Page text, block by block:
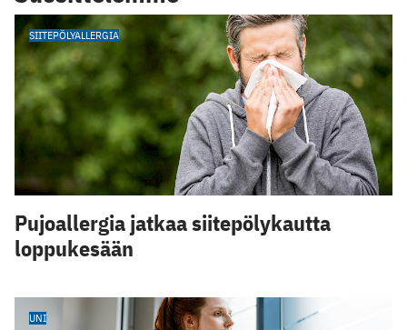
SIITEPÖLYALLERGIA
Pujoallergia jatkaa siitepölykautta
loppukesään
UNI